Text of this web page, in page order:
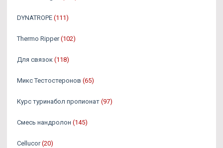
DYNATROPE (111)
Thermo Ripper (102)
Для связок (118)
Микс Тестостеронов (65)
Курс туринабол пропионат (97)
Смесь нандролон (145)
Cellucor (20)